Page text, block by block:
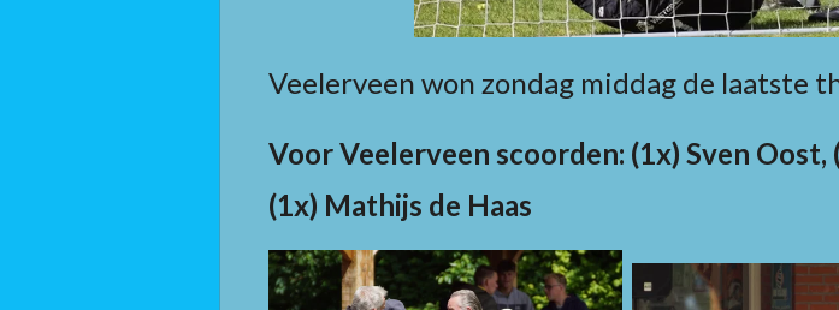
Veelerveen won zondag middag de laatste
Voor Veelerveen scoorden: (1x) Sven
(1x) Mathijs de Haas